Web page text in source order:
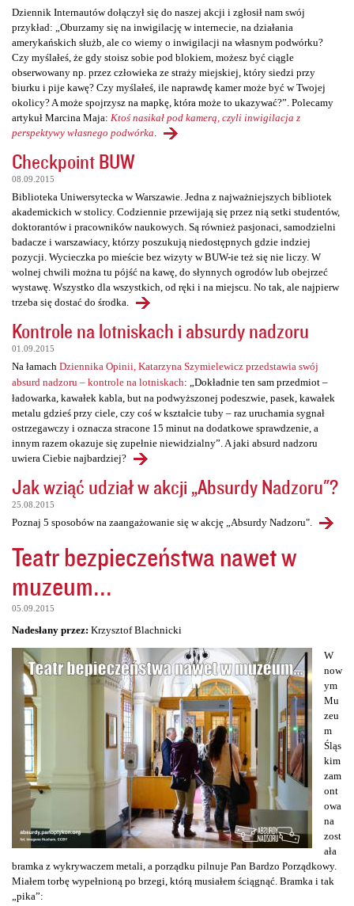
Dziennik Internautów dołączył się do naszej akcji i zgłosił nam swój
przykład: „Oburzamy się na inwigilację w internecie, na działania
amerykańskich służb, ale co wiemy o inwigilacji na własnym podwórku?
Czy myślałeś, że gdy stoisz sobie pod blokiem, możesz być ciągle
obserwowany np. przez człowieka ze straży miejskiej, który siedzi przy
biurku i pije kawę? Czy myślałeś, ile naprawdę kamer może być w Twojej
okolicy? A może spojrzysz na mapkę, która może to ukazywać?”. Polecamy
artykuł Marcina Maja: Ktoś nasikał pod kamerą, czyli inwigilacja z
perspektywy własnego podwórka
Checkpoint BUW
08.09.2015
Biblioteka Uniwersytecka w Warszawie. Jedna z najważniejszych bibliotek
akademickich w stolicy. Codziennie przewijają się przez nią setki studentów,
doktorantów i pracowników naukowych. Są również pasjonaci, samodzielni
badacze i warszawiacy, którzy poszukują niedostępnych gdzie indziej
pozycji. Wycieczka po mieście bez wizyty w BUW-ie też się nie liczy. W
wolnej chwili można tu pójść na kawę, do słynnych ogrodów lub obejrzeć
wystawę. Wszystko dla wszystkich, od ręki i na miejscu. No tak, ale najpierw
trzeba się dostać do środka.
Kontrole na lotniskach i absurdy nadzoru
01.09.2015
Na łamach Dziennika Opinii, Katarzyna Szymielewicz przedstawia swój
absurd nadzoru – kontrole na lotniskach: „Dokładnie ten sam przedmiot –
ładowarka, kawałek kabla, but na podwyższonej podeszwie, pasek, kawałek
metalu gdzieś przy ciele, czy coś w kształcie tuby – raz uruchamia sygnał
ostrzegawczy i oznacza stracone 15 minut na dodatkowe sprawdzenie, a
innym razem okazuje się zupełnie niewidzialny”. A jaki absurd nadzoru
uwiera Ciebie najbardziej?
Jak wziąć udział w akcji „Absurdy Nadzoru"?
25.08.2015
Poznaj 5 sposobów na zaangażowanie się w akcję „Absurdy Nadzoru".
Teatr bezpieczeństwa nawet w
muzeum...
05.09.2015
Nadesłany przez: Krzysztof Blachnicki
W
now
ym
Mu
zeu
m
Śląs
kim
zam
ont
owa
na
zost
ała
bramka z wykrywaczem metali, a porządku pilnuje Pan Bardzo Porządkowy.
Miałem torbę wypełnioną po brzegi, którą musiałem ściągnąć. Bramka i tak
„pika”: